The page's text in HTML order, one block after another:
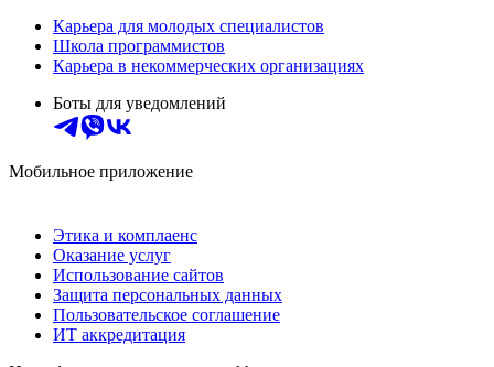
Карьера для молодых специалистов
Школа программистов
Карьера в некоммерческих организациях
Боты для уведомлений
Мобильное приложение
Этика и комплаенс
Оказание услуг
Использование сайтов
Защита персональных данных
Пользовательское соглашение
ИТ аккредитация